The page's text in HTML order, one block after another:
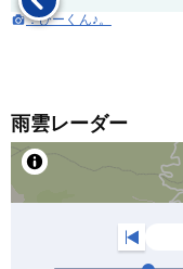
：ひーくん♪。
雨雲レーダー